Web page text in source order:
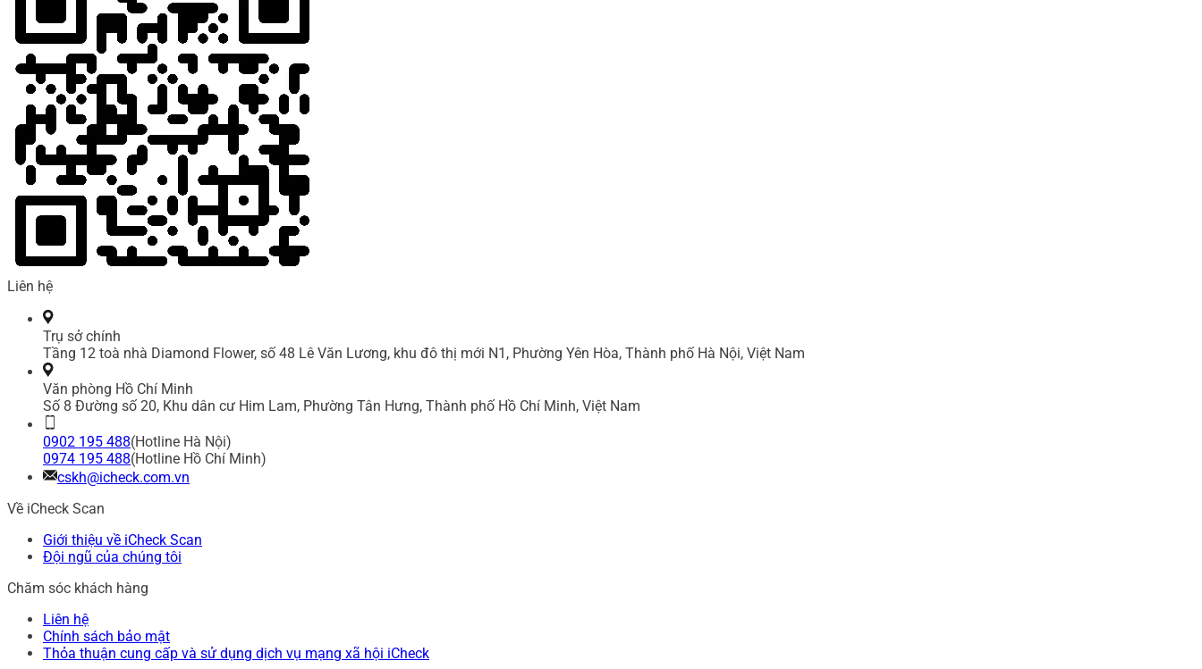
Liên hệ
Trụ sở chính
Tầng 12 toà nhà Diamond Flower, số 48 Lê Văn Lương, khu đô thị mới N1, Phường Yên Hòa, Thành phố Hà Nội, Việt Nam
Văn phòng Hồ Chí Minh
Số 8 Đường số 20, Khu dân cư Him Lam, Phường Tân Hưng, Thành phố Hồ Chí Minh, Việt Nam
0902 195 488(Hotline Hà Nội)
0974 195 488(Hotline Hồ Chí Minh)
cskh@icheck.com.vn
Về iCheck Scan
Giới thiệu về iCheck Scan
Đội ngũ của chúng tôi
Chăm sóc khách hàng
Liên hệ
Chính sách bảo mật
Thỏa thuận cung cấp và sử dụng dịch vụ mạng xã hội iCheck